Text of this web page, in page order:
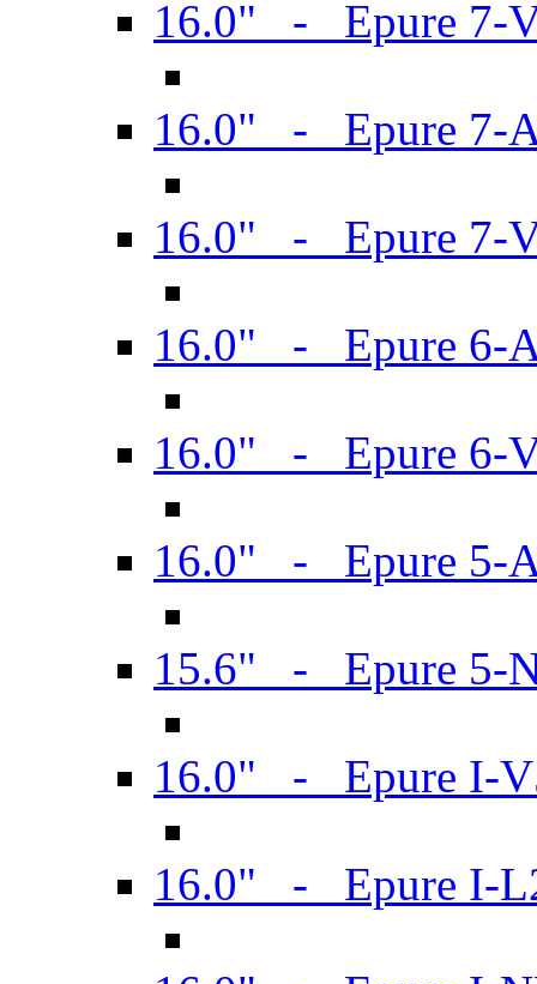
16.0" - Epure 7-
16.0" - Epure 7-
16.0" - Epure 7-
16.0" - Epure 6-
16.0" - Epure 6-
16.0" - Epure 5-
15.6" - Epure 5-
16.0" - Epure I-
16.0" - Epure I-